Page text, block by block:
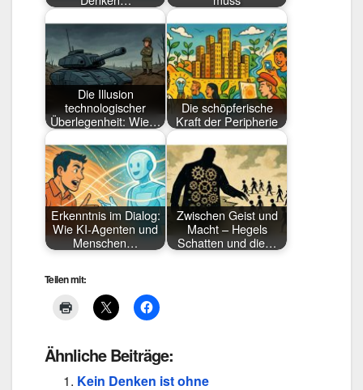
Die Illusion
technologischer
Überlegenheit: Wie…
Die schöpferische
Kraft der Peripherie
Erkenntnis im Dialog:
Wie KI-Agenten und
Menschen…
Zwischen Geist und
Macht – Hegels
Schatten und die…
Teilen mit:
Ähnliche Beiträge:
Kein Denken ist ohne